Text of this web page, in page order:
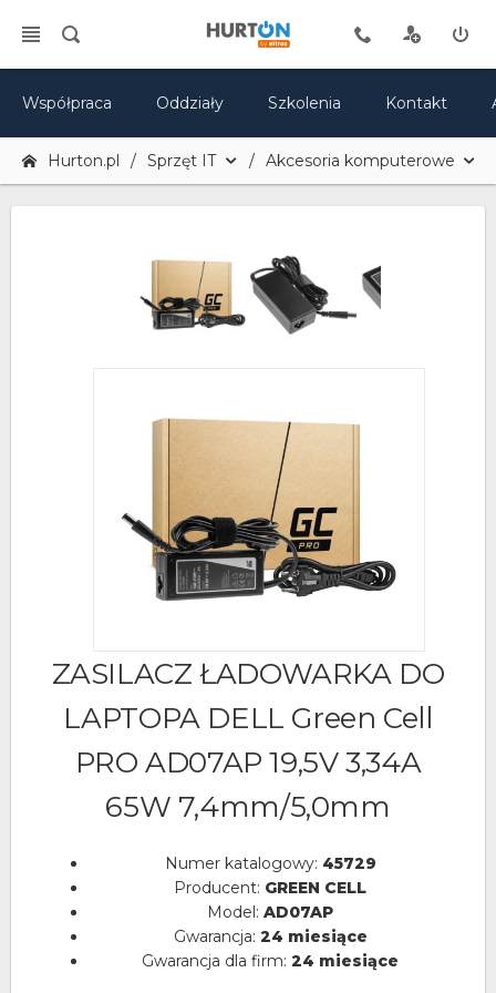
Współpraca Oddziały Szkolenia Kontakt
Hurton.pl Sprzęt IT Akcesoria komputerowe
ZASILACZ ŁADOWARKA DO
LAPTOPA DELL Green Cell
PRO AD07AP 19,5V 3,34A
65W 7,4mm/5,0mm
Numer katalogowy: 45729
Producent: GREEN CELL
Model: AD07AP
Gwarancja: 24 miesiące
Gwarancja dla firm: 24 miesiące